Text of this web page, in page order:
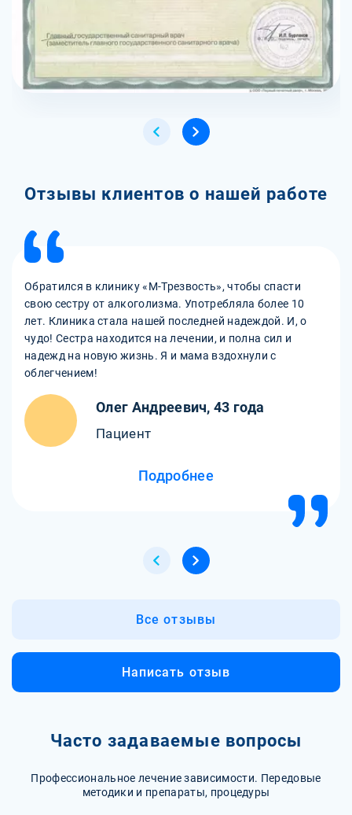
Отзывы клиентов о нашей работе
Обратился в клинику «М-Трезвость», чтобы спасти
свою сестру от алкоголизма. Употребляла более 10
лет. Клиника стала нашей последней надеждой. И, о
чудо! Сестра находится на лечении, и полна сил и
надежд на новую жизнь. Я и мама вздохнули с
облегчением!
Олег Андреевич, 43 года
Пациент
Подробнее
Все отзывы
Написать отзыв
Часто задаваемые вопросы
Профессиональное лечение зависимости. Передовые
методики и препараты, процедуры